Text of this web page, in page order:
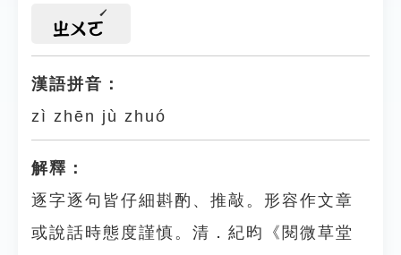
ㄓㄨㄛ
漢語拼音：
zì zhēn jù zhuó
解釋：
逐字逐句皆仔細斟酌、推敲。形容作文章
或說話時態度謹慎。清．紀昀《閱微草堂